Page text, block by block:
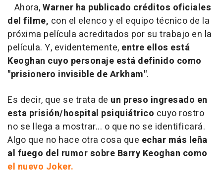
Ahora,Warner ha publicado créditos oficiales
del filme, con el elenco y el equipo técnico de la
próxima película acreditados por su trabajo en la
película. Y, evidentemente, entre ellos está
Keoghan cuyo personaje está definido como
"prisionero invisible de Arkham".
Es decir, que se trata de un preso ingresado en
esta prisión/hospital psiquiátrico cuyo rostro
no se llega a mostrar... o que no se identificará.
Algo que no hace otra cosa que echar más leña
al fuego del rumor sobre Barry Keoghan como
el nuevo Joker.